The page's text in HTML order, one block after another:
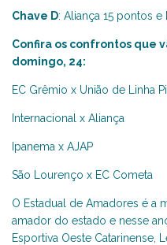
Chave D: Aliança 15 pontos e
Confira os confrontos que
domingo, 24:
EC Grêmio x União de Linha
Internacional x Aliança
Ipanema x AJAP
São Lourenço x EC Cometa
O Estadual de Amadores é a
amador do estado e nesse
Esportiva Oeste Catarinense,